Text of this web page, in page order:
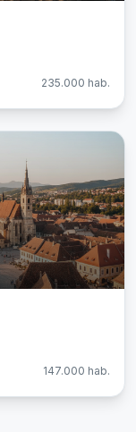
235.000 hab.
147.000 hab.